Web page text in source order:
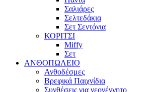
Σαλιάρες
Σελτεδάκια
Σετ Σεντόνια
ΚΟΡΙΤΣΙ
Miffy
Σετ
ΑΝΘΟΠΩΛΕΙΟ
Ανθοδέσμες
Βρεφικά Παιχνίδια
Συνθέσεις για νεογέννητο